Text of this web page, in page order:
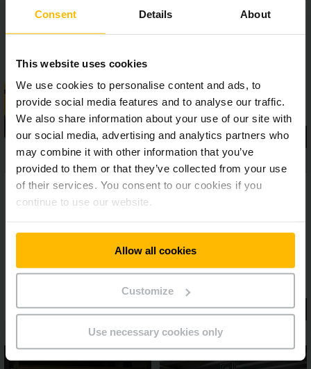
Consent Details About
This website uses cookies
We use cookies to personalise content and ads, to
provide social media features and to analyse our traffic.
We also share information about your use of our site with
our social media, advertising and analytics partners who
may combine it with other information that you’ve
provided to them or that they’ve collected from your use
of their services. You consent to our cookies if you
continue to use our website.
Allow all cookies
Customize
Use necessary cookies only
umožní příjemnou dlouhodobou práci.